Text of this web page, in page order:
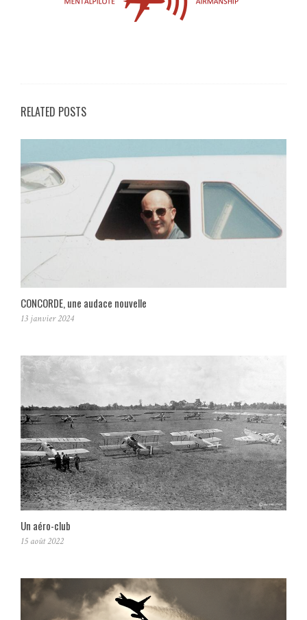
RELATED POSTS
CONCORDE, une audace nouvelle
13 janvier 2024
Un aéro-club
15 août 2022